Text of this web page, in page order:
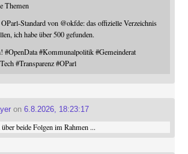
Themen
Standard von @okfde: das offizielle Verzeichnis
ich habe über 500 gefunden.
#OpenData #Kommunalpolitik #Gemeinderat
#Transparenz #OParl
on 6.8.2026, 18:23:17
beide Folgen im Rahmen ...